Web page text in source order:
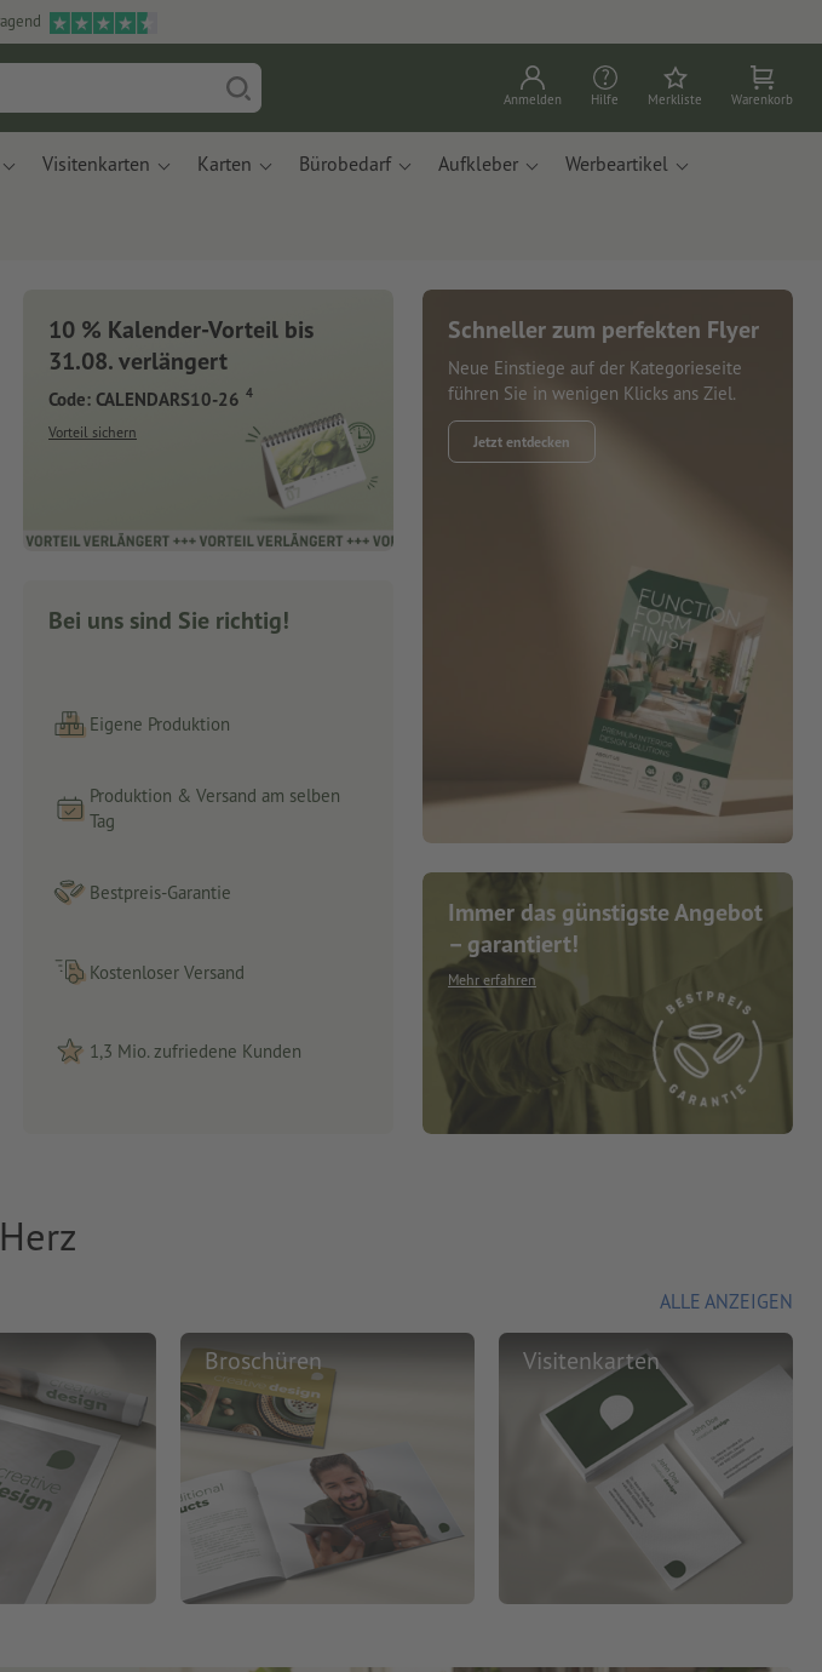
Anmelden Hilfe Merkliste Warenkorb
Visitenkarten Karten Bürobedarf Aufkleber Werbeartikel
10 % Kalender-Vorteil bis
31.08. verlängert
Code: CALENDARS10-26 4
Vorteil sichern
Bei uns sind Sie richtig!
Eigene Produktion
Produktion & Versand am selben
Tag
Bestpreis-Garantie
Kostenloser Versand
1,3 Mio. zufriedene Kunden
Schneller zum perfekten Flyer
Neue Einstiege auf der Kategorieseite
führen Sie in wenigen Klicks ans Ziel.
Jetzt entdecken
Immer das günstigste Angebot
– garantiert!
Mehr erfahren
ALLE ANZEIGEN
Broschüren Visitenkarten